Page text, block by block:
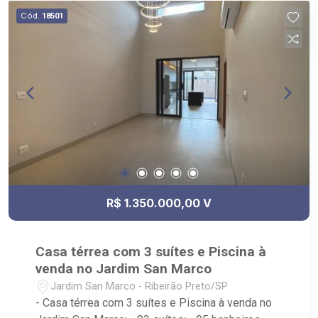
Cód. 18501
R$ 1.350.000,00 V
Casa térrea com 3 suítes e Piscina à
venda no Jardim San Marco
Jardim San Marco - Ribeirão Preto/SP
- Casa térrea com 3 suítes e Piscina à venda no